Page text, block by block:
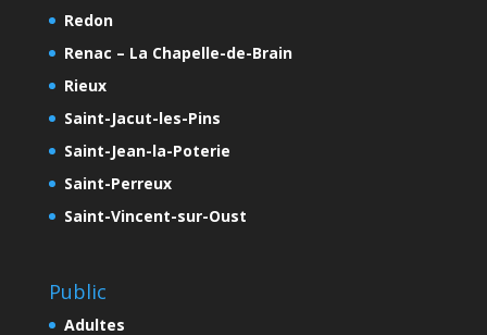
Redon
Renac – La Chapelle-de-Brain
Rieux
Saint-Jacut-les-Pins
Saint-Jean-la-Poterie
Saint-Perreux
Saint-Vincent-sur-Oust
Public
Adultes